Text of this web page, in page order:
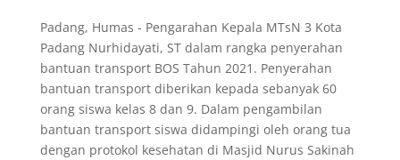
Padang, Humas - Pengarahan Kepala MTsN 3 Kota
Padang Nurhidayati, ST dalam rangka penyerahan
bantuan transport BOS Tahun 2021. Penyerahan
bantuan transport diberikan kepada sebanyak 60
orang siswa kelas 8 dan 9. Dalam pengambilan
bantuan transport siswa didampingi oleh orang tua
dengan protokol kesehatan di Masjid Nurus Sakinah